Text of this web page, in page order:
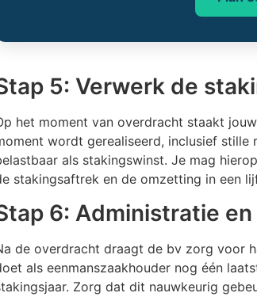
5: Verwerk de
het moment van overdracht staakt
wordt gerealiseerd, inclusief stille
als stakingswinst. Je mag
stakingsaftrek en de omzetting in een
6: Administratie
de overdracht draagt de bv zorg voor
als eenmanszaakhouder nog één
Zorg dat dit nauwkeurig